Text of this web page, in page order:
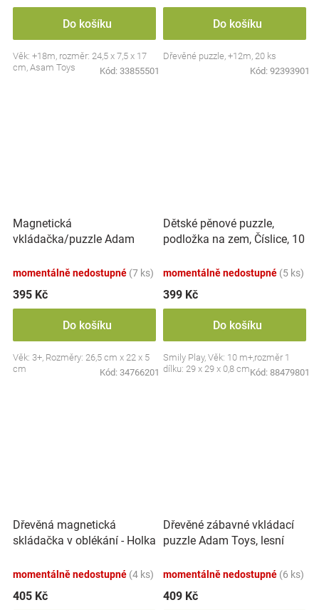
Do košíku
Věk: +18m, rozměr: 24,5 x 7,5 x 17
cm, Asam Toys
Kód: 33855501
Do košíku
Dřevěné puzzle, +12m, 20 ks
Kód: 92393901
Magnetická
vkládačka/puzzle Adam
momentálně nedostupné (7 ks)
395 Kč
Do košíku
Věk: 3+, Rozměry: 26,5 cm x 22 x 5
cm
Kód: 34766201
Dětské pěnové puzzle,
podložka na zem, Číslice, 10
momentálně nedostupné (5 ks)
399 Kč
Do košíku
Smily Play, Věk: 10 m+,rozměr 1
dílku: 29 x 29 x 0,8 cmKód: 88479801
Dřevěná magnetická
skládačka v oblékání - Holka
momentálně nedostupné (4 ks)
405 Kč
Dřevěné zábavné vkládací
puzzle Adam Toys, lesní
momentálně nedostupné (6 ks)
409 Kč